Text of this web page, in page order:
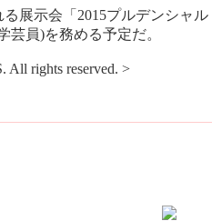
展示会「2015プルデンシャ
芸員)を務める予定だ。
All rights reserved. >